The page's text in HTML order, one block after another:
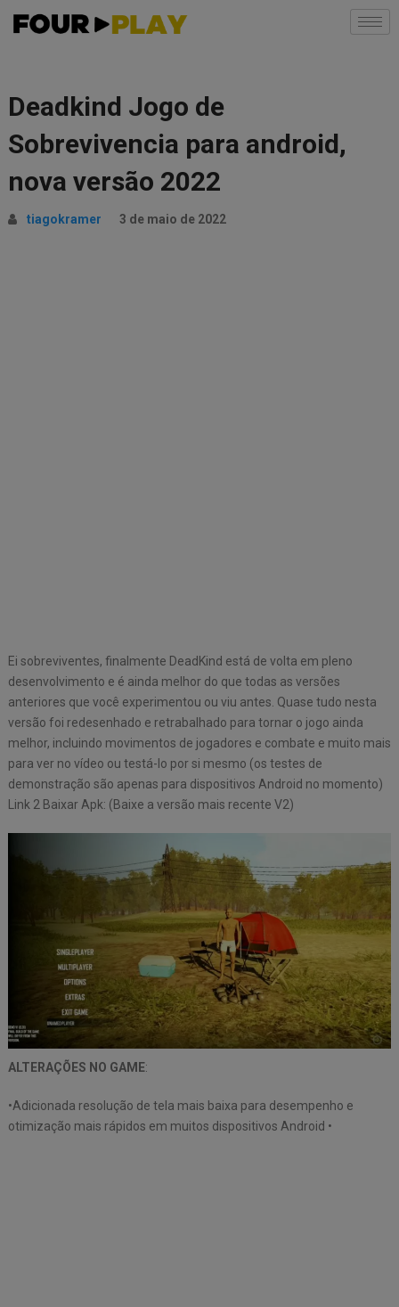
Deadkind Jogo de
Sobrevivencia para android,
nova versão 2022
tiagokramer 3 de maio de 2022
Ei sobreviventes, finalmente DeadKind está de volta em pleno
desenvolvimento e é ainda melhor do que todas as versões
anteriores que você experimentou ou viu antes. Quase tudo nesta
versão foi redesenhado e retrabalhado para tornar o jogo ainda
melhor, incluindo movimentos de jogadores e combate e muito mais
para ver no vídeo ou testá-lo por si mesmo (os testes de
demonstração são apenas para dispositivos Android no momento)
Link 2 Baixar Apk: (Baixe a versão mais recente V2)
ALTERAÇÕES NO GAME:
•Adicionada resolução de tela mais baixa para desempenho e
otimização mais rápidos em muitos dispositivos Android •